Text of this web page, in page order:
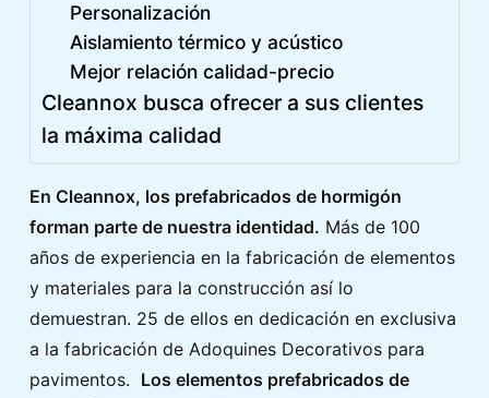
Personalización
Aislamiento térmico y acústico
Mejor relación calidad-precio
Cleannox busca ofrecer a sus clientes
la máxima calidad
En Cleannox, los prefabricados de hormigón
forman parte de nuestra identidad. Más de 100
años de experiencia en la fabricación de elementos
y materiales para la construcción así lo
demuestran. 25 de ellos en dedicación en exclusiva
a la fabricación de Adoquines Decorativos para
pavimentos. Los elementos prefabricados de